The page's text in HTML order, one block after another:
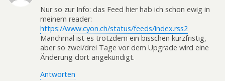
Nur so zur Info: das Feed hier hab ich schon ewig in
meinem reader:
https://www.cyon.ch/status/feeds/index.rss2
Manchmal ist es trotzdem ein bisschen kurzfristig,
aber so zwei/drei Tage vor dem Upgrade wird eine
Änderung dort angekündigt.
Antworten